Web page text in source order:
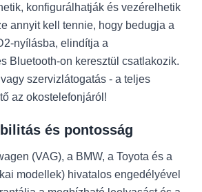
konfigurálhatják és vezérelhetik
annyit kell tennie, hogy bedugja a
nyílásba, elindítja a
Bluetooth-on keresztül csatlakozik.
szervizlátogatás - a teljes
az okostelefonjáról!
és pontosság
(VAG), a BMW, a Toyota és a
modellek) hivatalos engedélyével